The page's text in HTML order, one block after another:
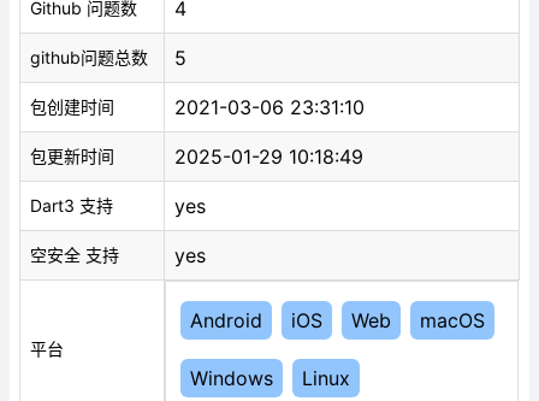
Github 问题数 4
github问题总数 5
包创建时间 2021-03-06 23:31:10
包更新时间 2025-01-29 10:18:49
Dart3 支持 yes
空安全 支持 yes
平台
Android iOS Web macOS
Windows Linux